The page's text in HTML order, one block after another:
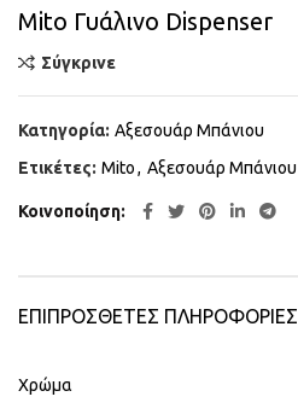
Mito Γυάλινο Dispenser
Σύγκρινε
Κατηγορία: Αξεσουάρ Μπάνιου
Ετικέτες: Mito, Αξεσουάρ Μπάνιου
Κοινοποίηση
ΕΠΙΠΡΌΣΘΕΤΕΣ ΠΛΗΡΟΦΟΡΊΕΣ
Χρώμα